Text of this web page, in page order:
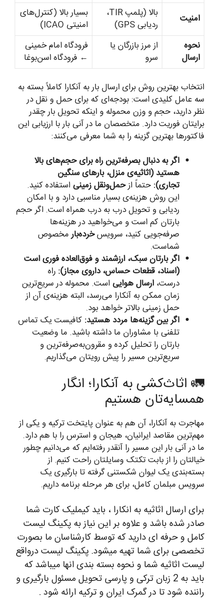
امنیت
بالا (پلمپ TIR،
ردیابی GPS)
بسیار بالا (کنترل‌های
امنیتی ICAO)
نحوه
ارسال
از مرز بازرگان یا
سرو
فرودگاه امام خمینی
← فرودگاه اسن‌بوغا
انتخاب بهترین روش برای ارسال بار به آنکارا کاملاً بسته به
سه عامل کلیدی است: بودجه‌ای که برای حمل و نقل در
نظر دارید، حجم و وزن محموله و اینکه تحویل بار چقدر
برایتان فوریت دارد. متخصصان ما در آنی بار با ارزیابی این
فاکتورها بهترین گزینه را به شما معرفی می‌کنند:
اگر به دنبال بصرفه‌ترین راه برای حجم‌های بالا
هستید (اثاثیه‌ی منزل، بارهای سنگین
تجاری): حتماً ازحمل‌ونقل زمینی استفاده کنید.
این روش هزینه‌ی بسیار مناسبی دارد و با امکان
ردیابی و تحویل درب به درب همراه است. اگر حجم
بارتان کم است و می‌خواهید در هزینه‌ها
صرفه‌جویی کنید، سرویسخرده‌بارمخصوص
شماست.
اگر بارتان سبک، ارزشمند و فوق‌العاده فوری است
(اسناد، قطعات حساس، داروی مجاز): راه
درست، ارسال هوایی است. محموله در سریع‌ترین
زمان ممکن به آنکارا می‌رسد، البته هزینه‌ی آن از
حمل زمینی بالاتر خواهد بود.
اگر بین گزینه‌ها مردد هستید: کافیست یک تماس
تلفنی با مشاوران ما داشته باشید. ما وضعیت
بارتان را تحلیل کرده و مقرون‌به‌صرفه‌ترین و
سریع‌ترین مسیر را پیش رویتان می‌گذاریم.
🚛 اثاث‌کشی به آنکارا؛ انگار
همسایه‌تان هستیم
مهاجرت به آنکارا، آن هم به عنوان پایتخت ترکیه و یکی از
مهم‌ترین مقاصد ایرانیان، هیجان و استرس را با هم دارد.
ما در آنی بار این مسیر را آنقدر رفته‌ایم که می‌دانیم چطور
خیالتان را از بابت تکتک وسایلتان راحت کنیم. از
بسته‌بندی یک لیوان شکستنی گرفته تا بارگیری یک
سرویس مبلمان کامل، برای هر مرحله برنامه داریم.
برای ارسال اثاثیه به انکارا ، باید کیملیک کارت شما
صادر شده باشد و علاوه بر این نیاز به پکینگ لیست
کامل و حرفه ای دارید که توسط کارشناسان ما بصورت
تخصصی برای شما تهیه میشود. پکینگ لیست درواقع
لیست اثاثیه شما و نحوه بسته بندی انها میباشد که
باید به 2 زبان ترکی و پارسی تحویل مسئول بارگیری و
راننده شود تا در گمرک ایران و ترکیه ارائه شود .